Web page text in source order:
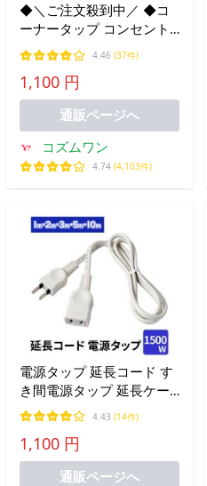
◆＼ご注文殺到中／ ◆コ
ーナータップ コンセント
タップ 平型タップ 2個USB
ポート タコ足配線 小型タ
ップ 電源タップ オフィス
用品 小型軽量 旅行 ポイン
4.46 (37件)
1,100 円
通販ページへ
コズムワン
4.74 (4,103件)
電源タップ 延長コード す
き間電源タップ 延長ケー
ブル 1m 2m 3m 5m 10m
コンセントタップ 延長 コ
ード コンセント オフィス
会社 新生活 125V ホワイト
4.43 (14件)
1,100 円
通販ページへ